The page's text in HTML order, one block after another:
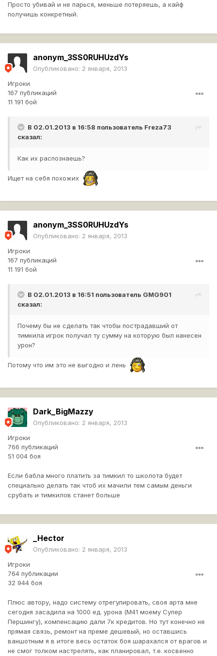
Просто убивай и не парься, меньше потеряешь, а кайф
получишь конкретный.
anonym_3SS0RUHUzdYs
Опубликовано: 2 января, 2013
Игроки
167 публикаций
11 191 бой
В 02.01.2013 в 16:58 пользователь Freza73
сказал:
Как их распознаешь?
Ищет на себя похожих
anonym_3SS0RUHUzdYs
Опубликовано: 2 января, 2013
Игроки
167 публикаций
11 191 бой
В 02.01.2013 в 16:51 пользователь GMG901
сказал:
Почему бы не сделать так чтобы пострадавший от
тимкила игрок получал ту сумму на которую был нанесен
урон?
Потому что им это не выгодно и лень
Dark_BigMazzy
Опубликовано: 2 января, 2013
Игроки
766 публикаций
51 004 боя
Если бабла много платить за тимкил то школота будет
специально делать так чтоб их мачили тем самым деньги
срубать и тимкилов станет больше
_Hector
Опубликовано: 2 января, 2013
Игроки
764 публикации
32 944 боя
Плюс автору, надо систему отрегулировать, своя арта мне
сегодня засадила на 1000 ед. урона (М41 моему Супер
Першингу), компенсацию дали 7к кредитов. Но тут конечно не
прямая связь, ремонт на преме дешевый, но оставшись
ваншотным я в итоге весь остаток боя шарахался от врагов и
не смог толком настрелять, как планировал, т.е. косвенно